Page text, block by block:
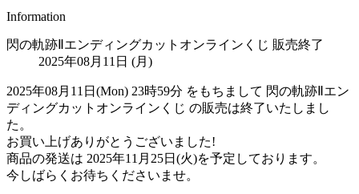
Information
閃の軌跡Ⅱエンディングカットオンラインくじ 販売終了
2025年08月11日 (月)
2025年08月11日(Mon) 23時59分 をもちまして 閃の軌跡Ⅱエン
ディングカットオンラインくじ の販売は終了いたしまし
た。
お買い上げありがとうございました!
商品の発送は 2025年11月25日(火)を予定しております。
今しばらくお待ちくださいませ。